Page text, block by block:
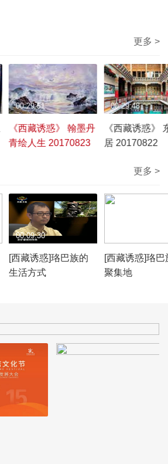
更多 >
《西藏诱惑》 翰墨丹
青绘人生 20170823
00:29:51
《西藏诱惑》
居 20170822
00:29:48
更多 >
[西藏诱惑]珞巴族的
生活方式
00:09:30
[西藏诱惑]珞巴
聚集地